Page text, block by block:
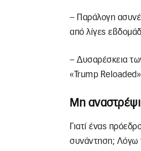
– Παράλογη
από λίγες
– Δυσαρέσκεια
«Trump
Μη
Γιατί ένας
συνάντηση; Λόγω